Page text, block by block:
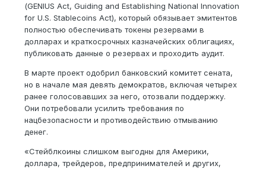
(GENIUS Act, Guiding and Establishing National Innovation
for U.S. Stablecoins Act), который обязывает эмитентов
полностью обеспечивать токены резервами в
долларах и краткосрочных казначейских облигациях,
публиковать данные о резервах и проходить аудит.
В марте проект одобрил банковский комитет сената,
но в начале мая девять демократов, включая четырех
ранее голосовавших за него, отозвали поддержку.
Они потребовали усилить требования по
нацбезопасности и противодействию отмыванию
денег.
«Стейблкоины слишком выгодны для Америки,
доллара, трейдеров, предпринимателей и других,